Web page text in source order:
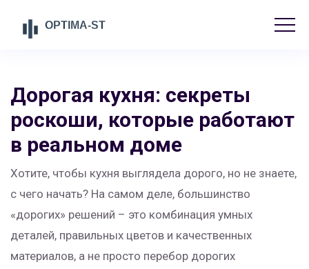
Дорогая кухня: секреты
роскоши, которые работают
в реальном доме
Хотите, чтобы кухня выглядела дорого, но не знаете,
с чего начать? На самом деле, большинство
«дорогих» решений – это комбинация умных
деталей, правильных цветов и качественных
материалов, а не просто перебор дорогих